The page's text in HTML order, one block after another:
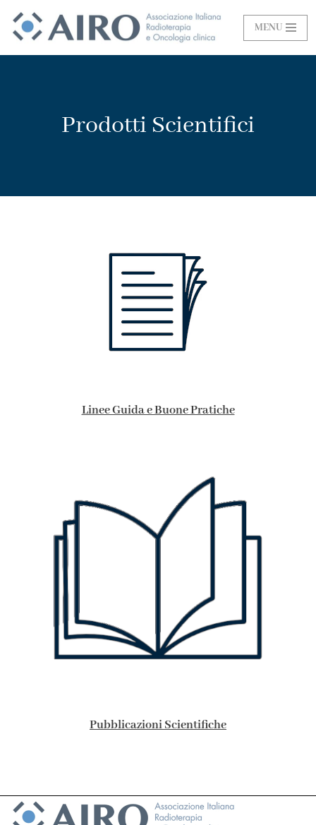
Vai
al
MENU
Prodotti Scientifici
Linee Guida e Buone Pratiche
Pubblicazioni Scientifiche